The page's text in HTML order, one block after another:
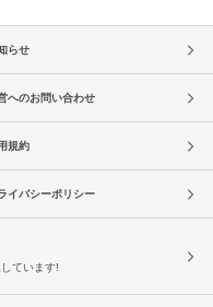
らせ
へのお問い合わせ
規約
イバシーポリシー
ています!